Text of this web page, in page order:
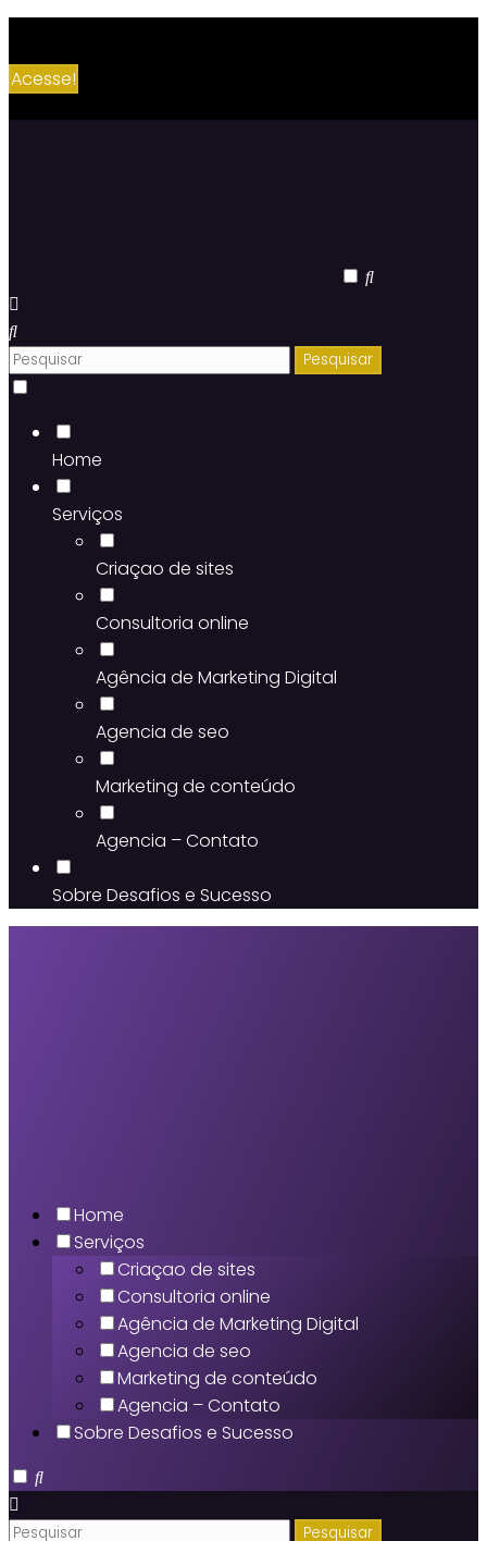
Acesse!
Home
Serviços
Criaçao de sites
Consultoria online
Agência de Marketing Digital
Agencia de seo
Marketing de conteúdo
Agencia – Contato
Sobre Desafios e Sucesso
Home
Serviços
Criaçao de sites
Consultoria online
Agência de Marketing Digital
Agencia de seo
Marketing de conteúdo
Agencia – Contato
Sobre Desafios e Sucesso